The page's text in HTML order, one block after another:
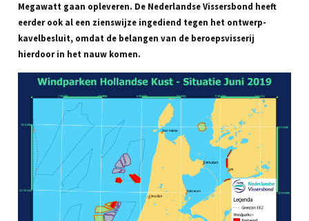
Megawatt gaan opleveren. De Nederlandse Vissersbond heeft
eerder ook al een zienswijze ingediend tegen het ontwerp-
kavelbesluit, omdat de belangen van de beroepsvisserij
hierdoor in het nauw komen.